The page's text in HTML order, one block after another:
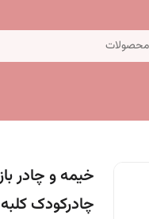
خیمه و چادر
چادرکودک